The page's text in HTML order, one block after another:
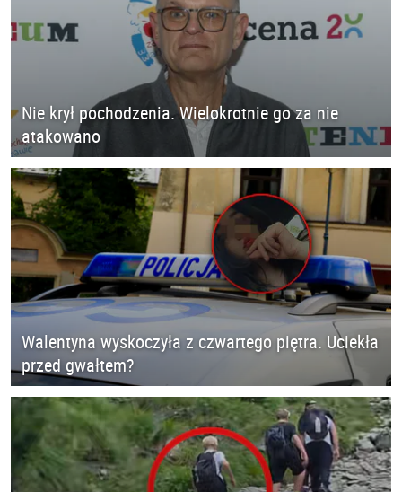
Nie krył pochodzenia. Wielokrotnie go za nie
atakowano
Walentyna wyskoczyła z czwartego piętra. Uciekła
przed gwałtem?